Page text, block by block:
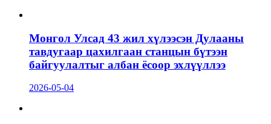
Монгол Улсад 43 жил хүлээсэн Дулааны
тавдугаар цахилгаан станцын бүтээн
байгуулалтыг албан ёсоор эхлүүллээ
2026-05-04